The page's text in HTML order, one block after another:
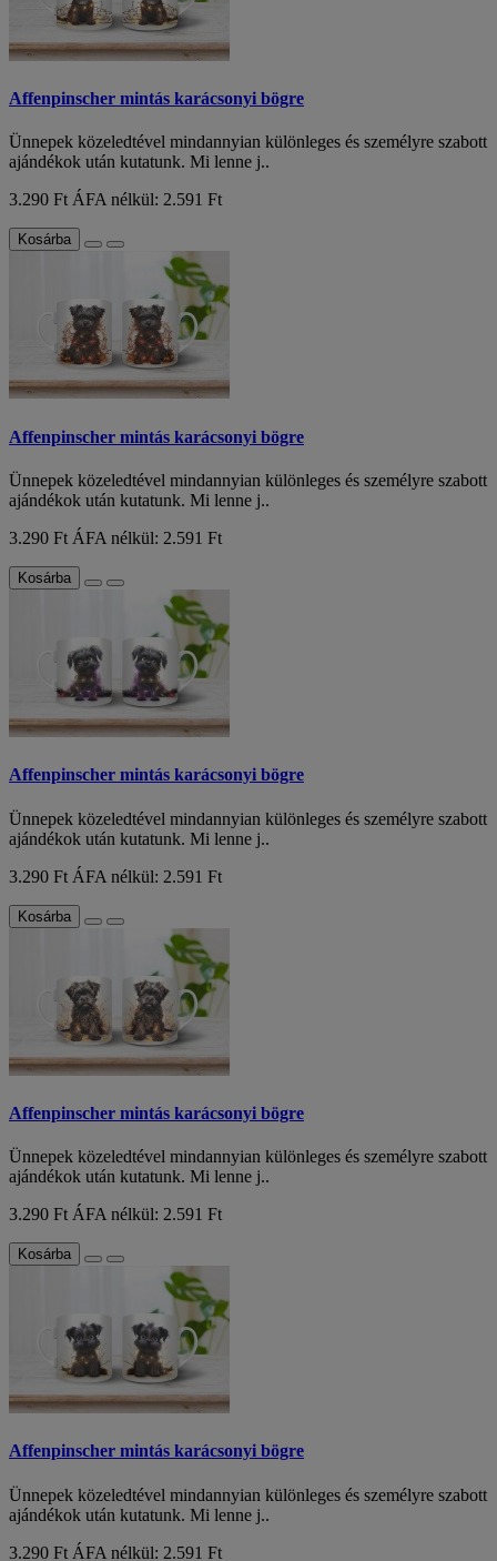
Affenpinscher mintás karácsonyi bögre
Ünnepek közeledtével mindannyian különleges és személyre szabott
ajándékok után kutatunk. Mi lenne j..
3.290 FtÁFA nélkül: 2.591 Ft
Kosárba
Affenpinscher mintás karácsonyi bögre
Ünnepek közeledtével mindannyian különleges és személyre szabott
ajándékok után kutatunk. Mi lenne j..
3.290 Ft ÁFA nélkül: 2.591 Ft
Kosárba
Affenpinscher mintás karácsonyi bögre
Ünnepek közeledtével mindannyian különleges és személyre szabott
ajándékok után kutatunk. Mi lenne j..
3.290 Ft ÁFA nélkül: 2.591 Ft
Kosárba
Affenpinscher mintás karácsonyi bögre
Ünnepek közeledtével mindannyian különleges és személyre szabott
ajándékok után kutatunk. Mi lenne j..
3.290 Ft ÁFA nélkül: 2.591 Ft
Kosárba
Affenpinscher mintás karácsonyi bögre
Ünnepek közeledtével mindannyian különleges és személyre szabott
ajándékok után kutatunk. Mi lenne j..
3.290 Ft ÁFA nélkül: 2.591 Ft